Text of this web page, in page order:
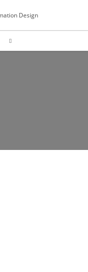
Design